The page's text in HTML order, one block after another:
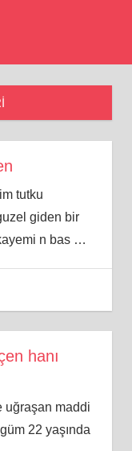
tutku
giden bir
n bas …
hanı
uğraşan maddi
22 yaşında